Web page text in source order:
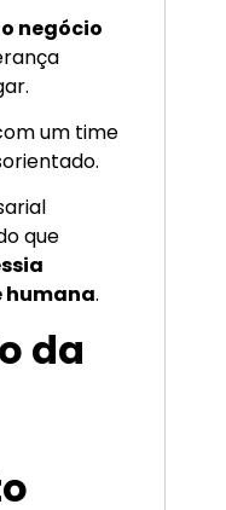
negócio
um time
que
humana.
da